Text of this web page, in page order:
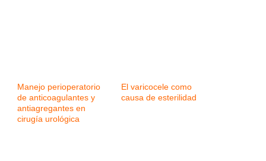
Manejo perioperatorio
de anticoagulantes y
antiagregantes en
cirugía urológica
El varicocele como
causa de esterilidad